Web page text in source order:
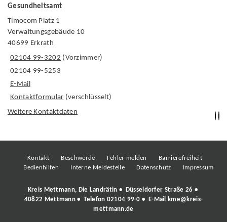
Gesundheitsamt
Timocom Platz 1
Verwaltungsgebäude 10
40699 Erkrath
02104 99-3202 (Vorzimmer)
02104 99-5253
E-Mail
Kontaktformular (verschlüsselt)
Weitere Kontaktdaten
Kontakt Beschwerde Fehler melden
Barrierefreiheit
Bedienhilfen
Interne Meldestelle Datenschutz Impressum
Kreis Mettmann, Die Landrätin • Düsseldorfer Straße 26 •
40822 Mettmann • Telefon 02104 99-0 • E-Mail
kme@kreis-
mettmann.de